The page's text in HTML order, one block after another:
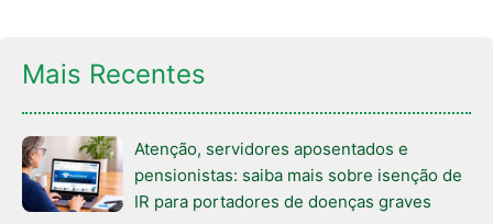
Mais Recentes
Atenção, servidores aposentados e
pensionistas: saiba mais sobre isenção de
IR para portadores de doenças graves